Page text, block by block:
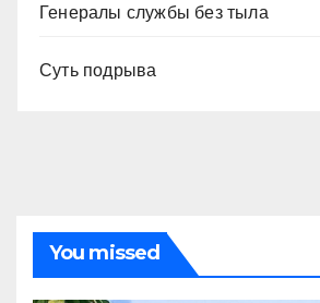
Генералы службы без тыла
Суть подрыва
You missed